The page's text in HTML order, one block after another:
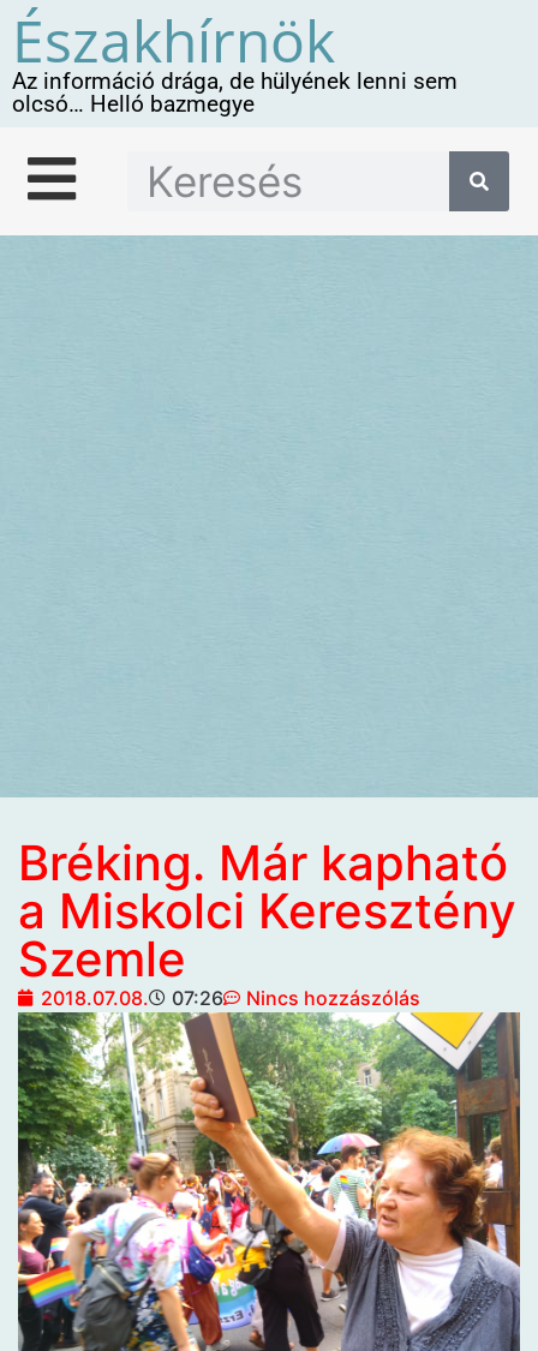
Északhírnök
Az információ drága, de hülyének lenni sem
olcsó… Helló bazmegye
Bréking. Már kapható
a Miskolci Keresztény
Szemle
2018.07.08. 07:26 Nincs hozzászólás